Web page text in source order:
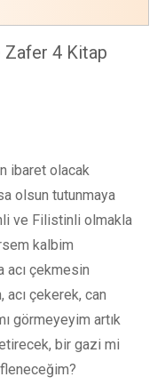
Zafer 4 Kitap
ibaret olacak
olsun tutunmaya
ve Filistinli olmakla
kalbim
acı çekmesin
çekerek, can
görmeyeyim artık
bir gazi mi